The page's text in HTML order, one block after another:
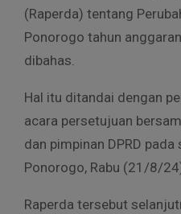
(Raperda) tentang
Ponorogo tahun
dibahas.
Hal itu ditandai dengan
acara persetujuan
dan pimpinan DPRD pada
Ponorogo, Rabu (21/8/
Raperda tersebut